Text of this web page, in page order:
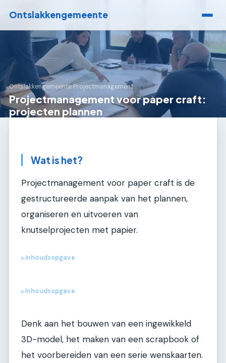
Ontslakkengemeente
Ontslakkengemeente›Projectmanagement
Projectmanagement voor paper craft:
projecten plannen
Wat is het?
Projectmanagement voor paper craft is de
gestructureerde aanpak van het plannen,
organiseren en uitvoeren van
knutselprojecten met papier.
▶Inhoudsopgave
▶Inhoudsopgave
Denk aan het bouwen van een ingewikkeld
3D-model, het maken van een scrapbook of
het voorbereiden van een serie wenskaarten.